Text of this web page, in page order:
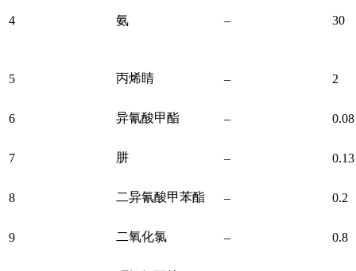
4 氨 – 30
5 丙烯睛 – 2
6 异氰酸甲酯 – 0.08
7 肼 – 0.13
8 二异氰酸甲苯酯 – 0.2
9 二氧化氯 – 0.8